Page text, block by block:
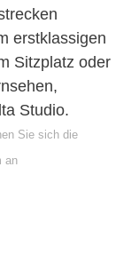
erstklassigen
Sitzplatz oder
Studio.
Sie sich die
an